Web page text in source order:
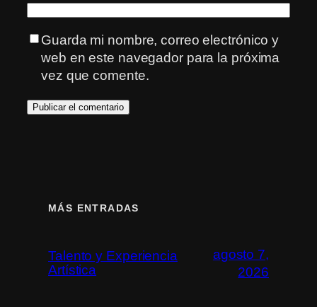
Guarda mi nombre, correo electrónico y
web en este navegador para la próxima
vez que comente.
MÁS ENTRADAS
Talento y Experiencia
Artística
agosto 7,
2026